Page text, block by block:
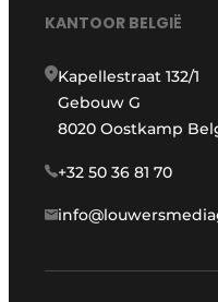
KANTOOR BELGIË
Kapellestraat 132/1
Gebouw G
8020 Oostkamp
+32 50 36 81 70